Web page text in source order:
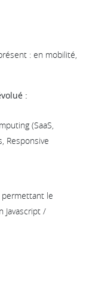
: en mobilité,
:
(SaaS,
Responsive
le
Javascript /